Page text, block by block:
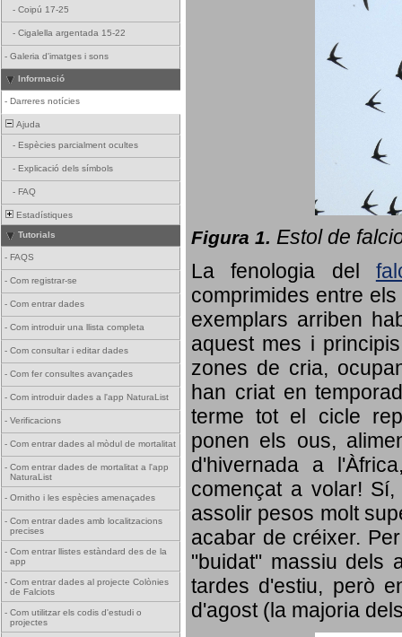
- Coipú 17-25
- Cigalella argentada 15-22
- Galeria d'imatges i sons
Informació
- Darreres notícies
Ajuda
- Espècies parcialment ocultes
- Explicació dels símbols
- FAQ
Estadístiques
Tutorials
- FAQS
- Com registrar-se
- Com entrar dades
- Com introduir una llista completa
- Com consultar i editar dades
- Com fer consultes avançades
- Com introduir dades a l'app NaturaList
- Verificacions
- Com entrar dades al mòdul de mortalitat
- Com entrar dades de mortalitat a l'app
NaturaList
- Ornitho i les espècies amenaçades
- Com entrar dades amb localitzacions
precises
- Com entrar llistes estàndard des de la
app
- Com entrar dades al projecte Colònies
de Falciots
- Com utilitzar els codis d'estudi o
projectes
Figura 1. Estol de
La fenologia del
comprimides entre
exemplars arriben
aquest mes i
zones de cria,
han criat en
terme tot el cicle
ponen els ous,
d'hivernada a
començat a volar!
assolir pesos molt
acabar de créixer.
"buidat" massiu dels
tardes d'estiu, però
d'agost (la majoria